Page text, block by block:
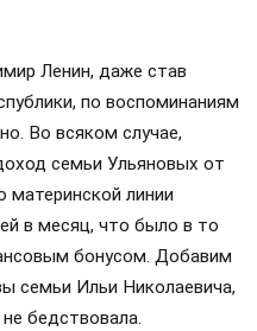
Ленин, даже став
по воспоминаниям
Во всяком случае,
семьи Ульяновых от
материнской линии
в месяц, что было в то
бонусом. Добавим
семьи Ильи Николаевича,
бедствовала.